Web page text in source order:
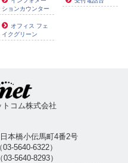
ションカウンター
オフィス フェ
イクグリーン
コム株式会社
本橋小伝馬町4番2号
（03-5640-6322）
5640-8293）